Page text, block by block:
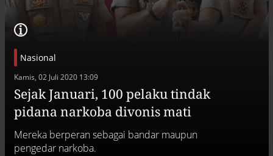
Nasional
Kamis, 02 Juli 2020 13:09
Sejak Januari, 100 pelaku tindak
pidana narkoba divonis mati
Mereka berperan sebagai bandar maupun
pengedar narkoba.
Alinea.id - Peristiwa
Buku berusia 900 tahun ditemukan di
arsip rahasia Vatikan, ada prediksi
Alinea.id - Peristiwa